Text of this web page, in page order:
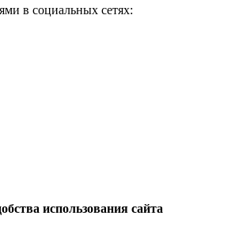
в социальных сетях:
использования сайта